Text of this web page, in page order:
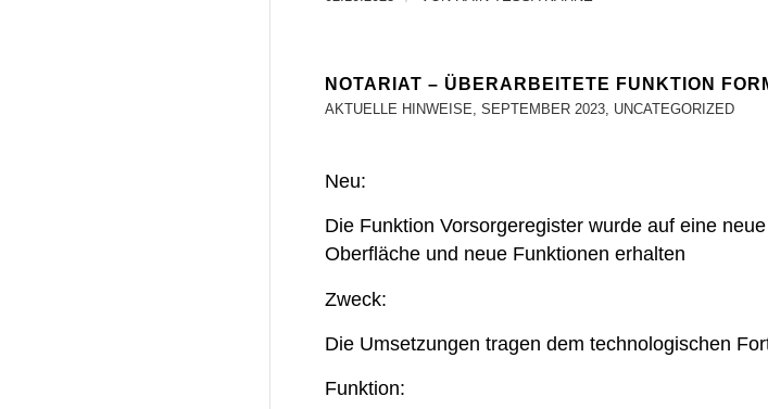
NOTARIAT – ÜBERARBEITETE FUNKTION
AKTUELLE HINWEISE SEPTEMBER 2023, UNCATEGORIZED
Neu:
Die Funktion Vorsorgeregister wurde auf eine
Oberfläche und neue Funktionen erhalten
Zweck:
Die Umsetzungen tragen dem technologischen
Funktion: